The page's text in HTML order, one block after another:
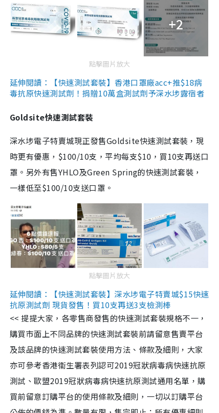
+2
點擊圖片放大
延伸閱讀：【快速測試套裝】香港口罩廠acc+推$18病
毒抗原快速測試劑！捐贈10萬盒測試劑予深水埗露宿者
Goldsite快速測試套裝
深水埗電子特賣城現正發售Goldsite快速測試套裝，現
時更有優惠，$100/10支，平均每支$10，買10支再送口
罩。另外有售YHLO及Green Spring的快速測試套裝，
一樣低至$100/10支送口罩。
點擊圖片放大
延伸閱讀：【快速測試套裝】深水埗電子特賣城$15快速
抗原測試劑 現貨發售！買10支再送3支檢測棒
<< 提提大家，各零售商發售的快速測試套裝規格不一，
購買市面上不同品牌的快速測試套裝前請留意售賣平台
及該品牌的快速測試套裝使用方法、條款及細則，大家
亦可參考香港衞生署表列認可2019冠狀病毒病快速抗原
測試、歐盟2019冠狀病毒病快速抗原測試通用名單，購
買前留意訂購平台的使用條款及細則，一切以訂購平台